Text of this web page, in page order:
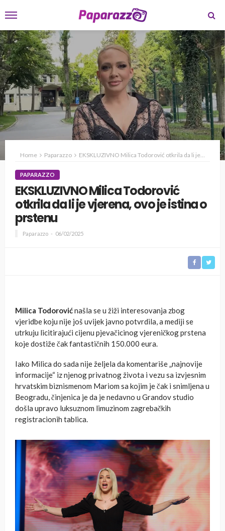
Home Paparazzo EKSKLUZIVNO Milica Todorović otkrila da li je vjerena, ovo je istina o prstenu
PAPARAZZO
EKSKLUZIVNO Milica Todorović
otkrila da li je vjerena, ovo je istina o
prstenu
Paparazzo 06/02/2025
Milica Todorovićnašla se u žiži interesovanja zbog
vjeridbe koju nije još uvijek javno potvrdila, a mediji se
utrkuju licitirajući cijenu pjevačicinog vjereničkog prstena
koje dostiže čak fantastičnih 150.000 eura.
Iako Milica do sada nije željela da komentariše „najnovije
informacije“ iz njenog privatnog života i vezu sa izvjesnim
hrvatskim biznismenom Mariom sa kojim je čak i snimljena u
Beogradu, činjenica je da je nedavno u Grandov studio
došla upravo luksuznom limuzinom zagrebačkih
registracionih tablica.